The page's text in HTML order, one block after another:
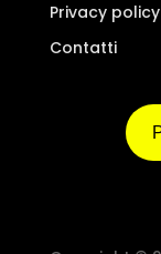
Privacy policy
Contatti